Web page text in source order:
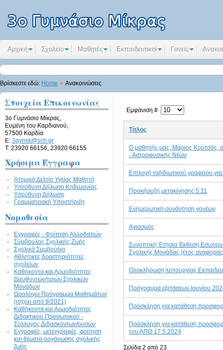
Αρχική Σχολείο Μαθητές Εκπαιδευτικοί Γονείς
Βρίσκεστε εδώ: Home Ανακοινώσεις
Στοιχεία Επικοινωνίας
3ο Γυμνάσιο Μίκρας,
Ευμένη του Καρδιανού,
57500 Καρδία
E: 3gymik@sch.gr
Τ: 23920 66156, 23920 66155
Χρήσιμα Έγγραφα
Ατομικό Δελτίο Υγείας Μαθητή
Υπεύθυνη Δήλωση Kηδεμονίας
Υπεύθυνη Δήλωση
Γραμματειακή Υποστήριξη
Νομοθεσία
Εγγραφές - Φοίτηση Aλλοδαπών
Σύμβουλος Σχολικής Ζωής
Σχολικό Συμβούλιο
Αθλητικές δραστηριότητες
σχολείων
Καθήκοντα και Αρμοδιότητες
Διευθυντών/τριών Σχολικών
Μονάδων
Ωρολόγιο Πρόγραμμα Μαθημάτων
(ισχύει από 9/2021)
Καθήκοντα και Αρμοδιότητες
Διδακτικού Προσωπικού -
Σύλλογος Διδασκόντων/ουσών
Εγγραφές, μετεγγραφές, φοίτηση
και θέματα οργάνωσης σχολικής
ζωής
Εμφάνιση #
Τίτλος
Ο μαθητής μας, Μάριος Κουτσός,
- Αστροφυσικής Νέων
Επιλογή ταξιδιωτικού γραφείου
Προκήρυξη μετακίνησης 5.11
Ενημερωτική συνάντηση γονέων
Αγιασμός
Συνοπτική Έτησια Έκθεση
Σχολικής Μονάδας (έτος
Ολοκλήρωση λειτουργίας
Πρόγραμμα εξετάσεων Ιουνίου
Πρόσκληση για κατάθεση
Πρόσκληση για κατάθεση
του ΑΠΘ 17.5.2024
Σελίδα 2 από 23